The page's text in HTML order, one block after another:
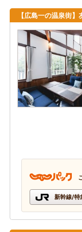
【広島一の温泉街
新幹線/特